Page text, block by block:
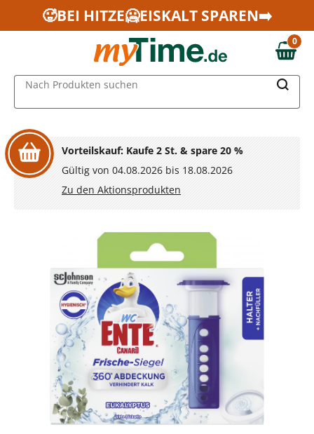
Zum Hauptinhalt springen
Zur Navigation springen
Zur Suche springen
🥵BEI HITZE🥶EISKALT SPAREN➡️
0,00 €
0
Nach Produkten suchen
Vorteilskauf: Kaufe 2 St. & spare 20 %
Gültig von 04.08.2026 bis 18.08.2026
Zu den Aktionsprodukten